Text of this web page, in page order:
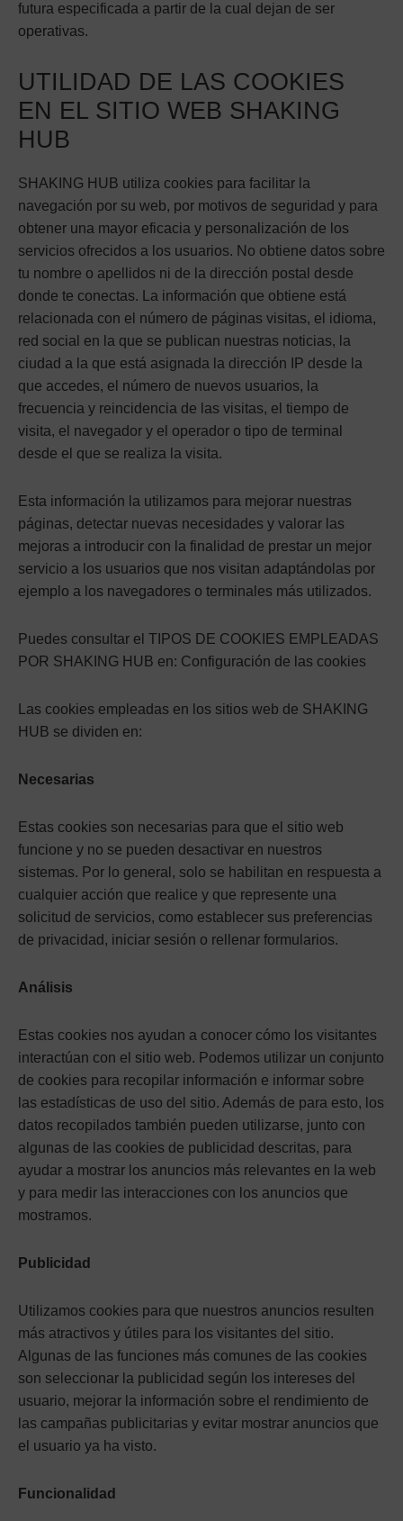
futura especificada a partir de la cual dejan de ser
operativas.
UTILIDAD DE LAS COOKIES
EN EL SITIO WEB SHAKING
HUB
SHAKING HUB utiliza cookies para facilitar la
navegación por su web, por motivos de seguridad y para
obtener una mayor eficacia y personalización de los
servicios ofrecidos a los usuarios. No obtiene datos sobre
tu nombre o apellidos ni de la dirección postal desde
donde te conectas. La información que obtiene está
relacionada con el número de páginas visitas, el idioma,
red social en la que se publican nuestras noticias, la
ciudad a la que está asignada la dirección IP desde la
que accedes, el número de nuevos usuarios, la
frecuencia y reincidencia de las visitas, el tiempo de
visita, el navegador y el operador o tipo de terminal
desde el que se realiza la visita.
Esta información la utilizamos para mejorar nuestras
páginas, detectar nuevas necesidades y valorar las
mejoras a introducir con la finalidad de prestar un mejor
servicio a los usuarios que nos visitan adaptándolas por
ejemplo a los navegadores o terminales más utilizados.
Puedes consultar el TIPOS DE COOKIES EMPLEADAS
POR SHAKING HUB en: Configuración de las cookies
Las cookies empleadas en los sitios web de SHAKING
HUB se dividen en:
Necesarias
Estas cookies son necesarias para que el sitio web
funcione y no se pueden desactivar en nuestros
sistemas. Por lo general, solo se habilitan en respuesta a
cualquier acción que realice y que represente una
solicitud de servicios, como establecer sus preferencias
de privacidad, iniciar sesión o rellenar formularios.
Análisis
Estas cookies nos ayudan a conocer cómo los visitantes
interactúan con el sitio web. Podemos utilizar un conjunto
de cookies para recopilar información e informar sobre
las estadísticas de uso del sitio. Además de para esto, los
datos recopilados también pueden utilizarse, junto con
algunas de las cookies de publicidad descritas, para
ayudar a mostrar los anuncios más relevantes en la web
y para medir las interacciones con los anuncios que
mostramos.
Publicidad
Utilizamos cookies para que nuestros anuncios resulten
más atractivos y útiles para los visitantes del sitio.
Algunas de las funciones más comunes de las cookies
son seleccionar la publicidad según los intereses del
usuario, mejorar la información sobre el rendimiento de
las campañas publicitarias y evitar mostrar anuncios que
el usuario ya ha visto.
Funcionalidad